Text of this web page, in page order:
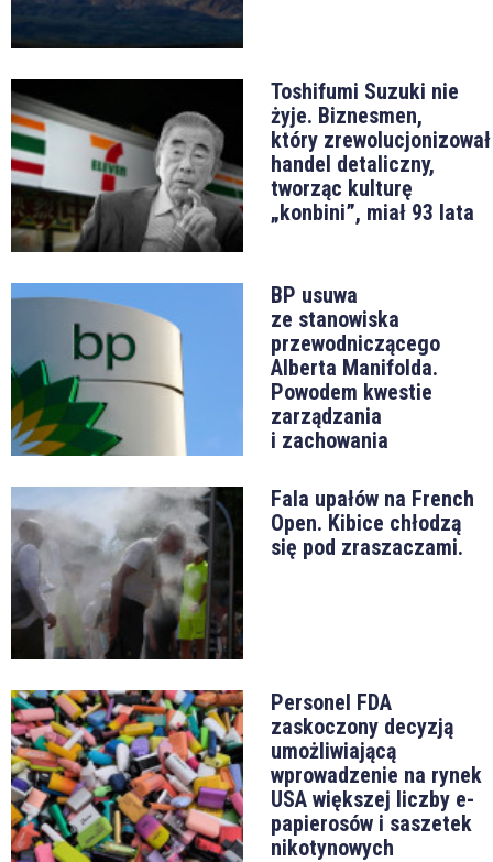
Toshifumi Suzuki nie
żyje. Biznesmen,
który zrewolucjonizował
handel detaliczny,
tworząc kulturę
„konbini”, miał 93 lata
BP usuwa
ze stanowiska
przewodniczącego
Alberta Manifolda.
Powodem kwestie
zarządzania
i zachowania
Fala upałów na French
Open. Kibice chłodzą
się pod zraszaczami.
Personel FDA
zaskoczony decyzją
umożliwiającą
wprowadzenie na rynek
USA większej liczby e-
papierosów i saszetek
nikotynowych